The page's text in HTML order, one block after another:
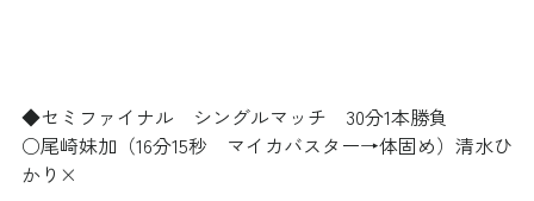
◆セミファイナル　シングルマッチ　30分1本勝負
○尾崎妹加（16分15秒　マイカバスター→体固め）清水ひ
かり×